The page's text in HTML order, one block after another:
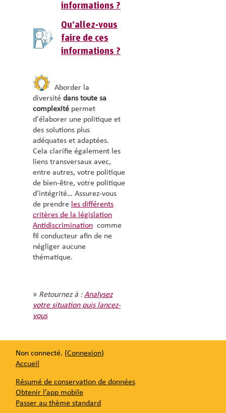
informations ?
Qu’allez-vous
faire de ces
informations ?
Aborder la
diversité dans toute sa
complexité permet
d'élaborer une politique et
des solutions plus
adéquates et adaptées.
Cela clarifie également les
liens transversaux avec,
entre autres, votre politique
de bien-être, votre politique
d’intégrité… Assurez-vous
de prendre les différents
critères de la législation
Antidiscrimination comme
fil conducteur afin de ne
négliger aucune
thématique.
» Retournez à :Analysez
votre situation puis lancez-
vous
Non connecté. (Connexion)
Accueil
Résumé de conservation de données
Obtenir l’app mobile
Passer au thème standard